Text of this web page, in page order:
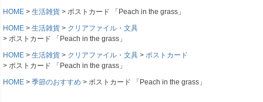
HOME
生活雑貨
ポストカード 「Peach in the grass」
HOME
生活雑貨
クリアファイル・文具
ポストカード 「Peach in the grass」
HOME
生活雑貨 クリアファイル・文具
ポストカード
ポストカード 「Peach in the grass」
HOME
季節のおすすめ ポストカード 「Peach in the grass」